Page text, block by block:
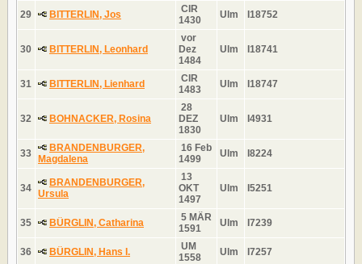
29 BITTERLIN, Jos
CIR
1430
Ulm I18752
30 BITTERLIN, Leonhard
vor
Dez
1484
Ulm I18741
31 BITTERLIN, Lienhard
CIR
1483
Ulm I18747
32 BOHNACKER, Rosina
28
DEZ
1830
Ulm I4931
33
BRANDENBURGER,
Magdalena
16 Feb
1499
Ulm I8224
34
BRANDENBURGER,
Ursula
13
OKT
1497
Ulm I5251
35 BÜRGLIN, Catharina
5 MÄR
1591
Ulm I7239
36 BÜRGLIN, Hans I.
UM
1558
Ulm I7257